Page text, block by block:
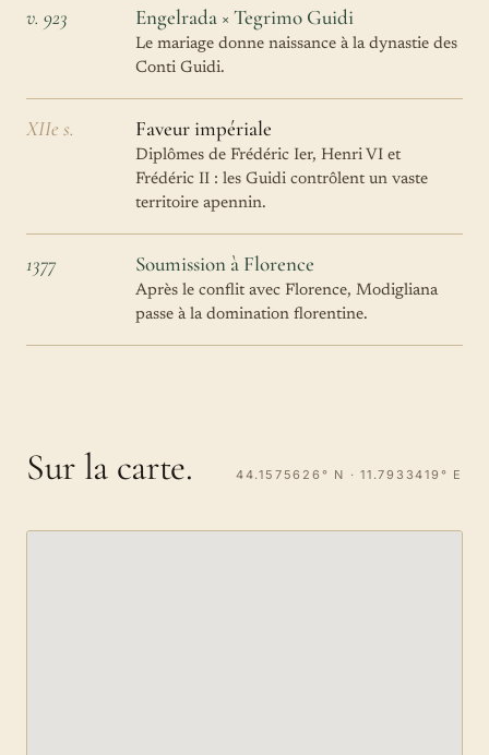
v. 923 Engelrada × Tegrimo Guidi
Le mariage donne naissance à la dynastie des
Conti Guidi.
XIIe s. Faveur impériale
Diplômes de Frédéric Ier, Henri VI et
Frédéric II : les Guidi contrôlent un vaste
territoire apennin.
1377 Soumission à Florence
Après le conflit avec Florence, Modigliana
passe à la domination florentine.
Sur la carte. 44.1575626° N · 11.7933419° E